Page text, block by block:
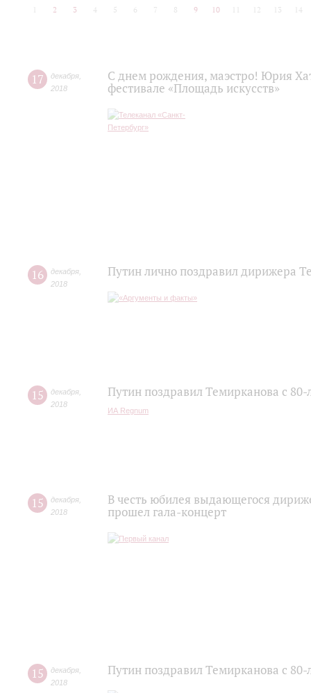
2 3 4 5 6 7 8 9 10 12 13 14
17 декабря
2018
С днем рождения, маэстро! Юрия
фестивале «Площадь искусств»
16 декабря
2018
Путин лично поздравил дирижера
15 декабря
2018
Путин поздравил Темирканова с
ИА Regnum
15 декабря
2018
В честь юбилея выдающегося
прошел гала-концерт
15 декабря
2018
Путин поздравил Темирканова с 80-